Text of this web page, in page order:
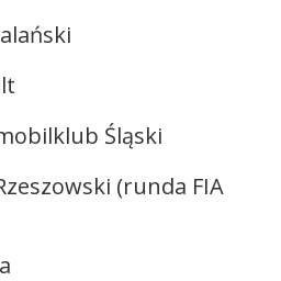
Śląski
(runda FIA